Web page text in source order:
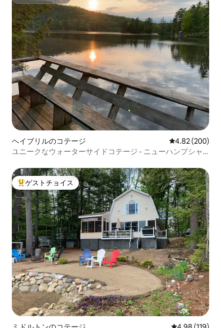
ヘイブリルのコテージ レビュー200
4.82 (200)
ユニークなウォーターサイドコテージ - ニューハンプシャ
大好評のゲストチョイスです。
ゲストチョイス